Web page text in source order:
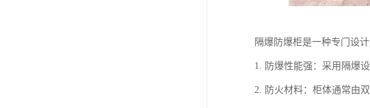
隔爆防爆柜是一种专门设
1. 防爆性能强：采用隔爆
2. 防火材料：柜体通常由